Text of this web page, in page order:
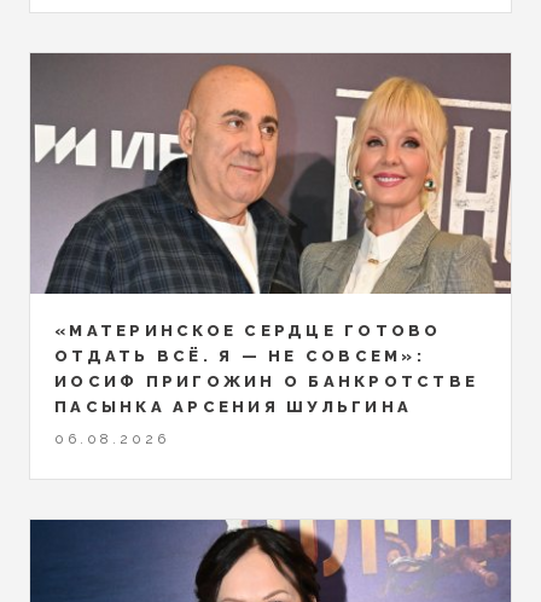
«МАТЕРИНСКОЕ СЕРДЦЕ ГОТОВО
ОТДАТЬ ВСЁ. Я — НЕ СОВСЕМ»:
ИОСИФ ПРИГОЖИН О БАНКРОТСТВЕ
ПАСЫНКА АРСЕНИЯ ШУЛЬГИНА
06.08.2026